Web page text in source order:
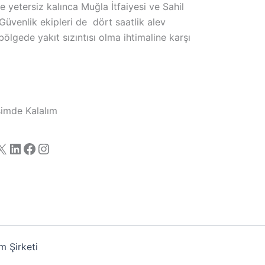
yetersiz kalınca Muğla İtfaiyesi ve Sahil
Güvenlik ekipleri de dört saatlik alev
yakıt sızıntısı olma ihtimaline karşı
Kalalım
LinkedIn Facebook Instagram
Şirketi